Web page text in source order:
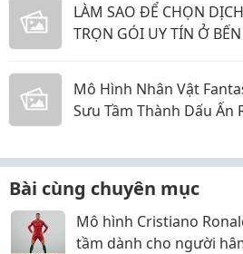
LÀM SAO ĐỂ CHỌN
TRỌN GÓI UY TÍN Ở BẾN
Mô Hình Nhân Vật
Sưu Tầm Thành Dấu Ấn
Bài cùng chuyên mục
Mô hình Cristiano
tầm dành cho người